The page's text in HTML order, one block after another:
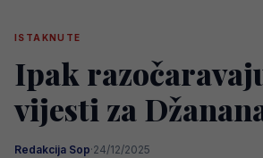
ISTAKNUTE
Ipak
vijesti za
Redakcija Sop·24/12/2025